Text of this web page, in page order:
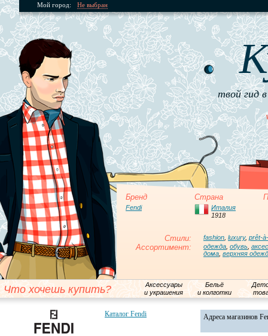
Мой город: Не выбран
твой гид
Бренд Страна
Fendi
Италия
1918
Стили: fashion luxury, prêt-
Ассортимент: одежда обувь
дома верхняя
Что хочешь купить?
Аксессуары
и украшения
Бельё
и колготки
Каталог Fendi Адреса магазинов